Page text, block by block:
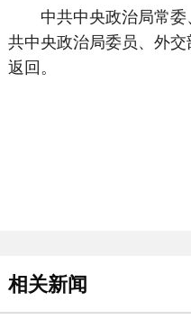
中共中央政治局常委
共中央政治局委员、外
返回。
相关新闻